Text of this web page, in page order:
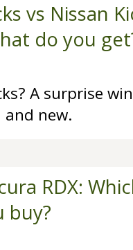
vs Nissan
do you
A surprise
new.
RDX:
buy?